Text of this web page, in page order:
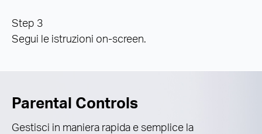
Step 3
Segui le istruzioni on-screen.
Parental Controls
Gestisci in maniera rapida e semplice la